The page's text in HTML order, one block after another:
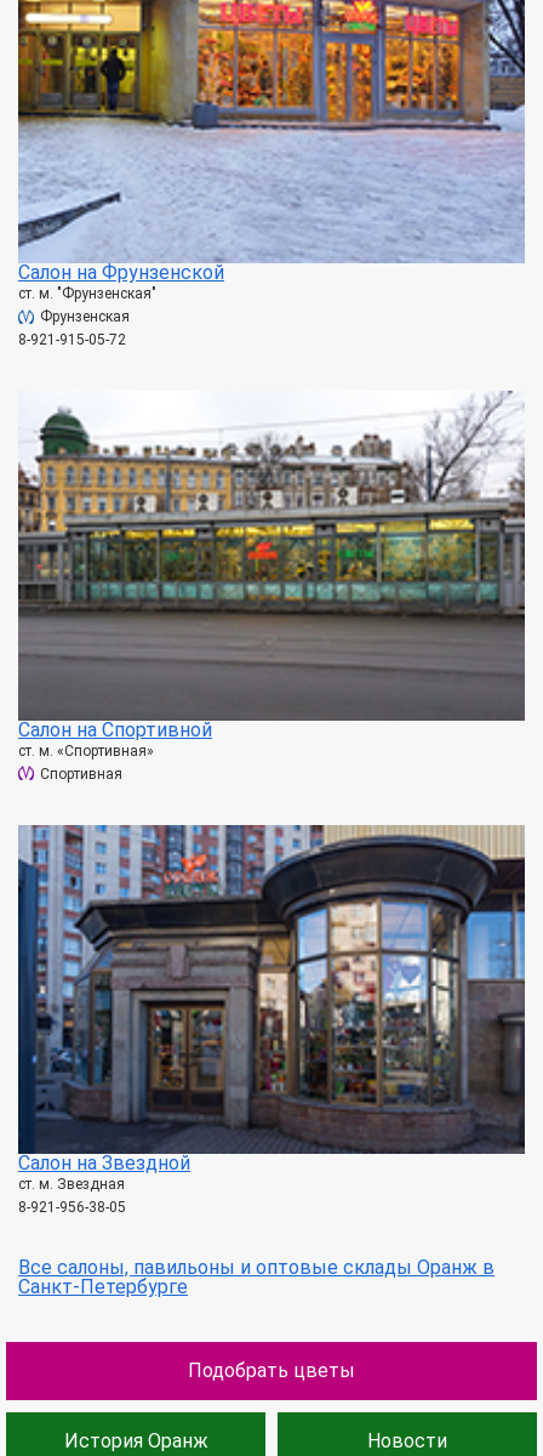
Салон на Фрунзенской
ст. м. "Фрунзенская"
Фрунзенская
8-921-915-05-72
Салон на Спортивной
ст. м. «Спортивная»
Спортивная
Салон на Звездной
ст. м. Звездная
8-921-956-38-05
Все салоны, павильоны и оптовые склады Оранж в
Санкт-Петербурге
Подобрать цветы
История Оранж Новости